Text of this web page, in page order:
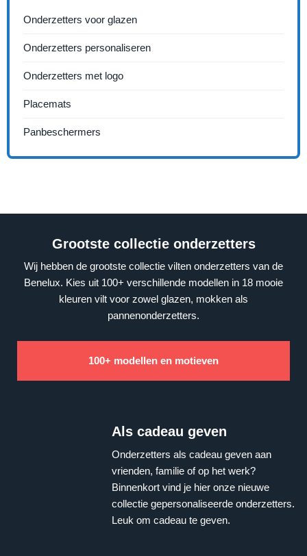
Onderzetters voor glazen
Onderzetters personaliseren
Onderzetters met logo
Placemats
Panbeschermers
Grootste collectie onderzetters
Wij hebben de grootste collectie vilten onderzetters van de
Benelux. Kies uit 100+ verschillende modellen in 18 mooie
kleuren vilt voor zowel glazen, mokken als
pannenonderzetters.
100+ modellen en motieven
Als cadeau geven
Onderzetters als cadeau geven aan
vrienden, familie of op het werk?
Binnenkort vind je hier onze nieuwe
collectie gepersonaliseerde onderzetters.
Leuk om cadeau te geven.